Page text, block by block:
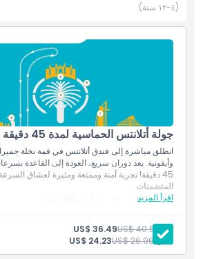
سياسة الأطفال والبالغين
الموقع
كيفية الوصول إلى هناك
(٤-١٢ سنة)
جولة أتلانتس الحماسية لمدة 45 دقيقة
انطلق مباشرة إلى فندق أتلانتس في قمة نخلة
وأيقونية. بعد دوران سريع، العودة إلى القاعدة
45 دقيقة! تجربة آمنة وممتعة ومثيرة لعشاق السرعة.
اقرأ المزيد
المتضمنات
مغامرة بالقارب السريع لمدة 45 دقيقة
فرصة لالتقاط صورة أيقونية عند فندق أتلانتس
استدارة سريعة والعودة بسرعات مثيرة
بالغ: US$ 40.57
US$ 36.49
طفل: US$ 26.96
US$ 24.23